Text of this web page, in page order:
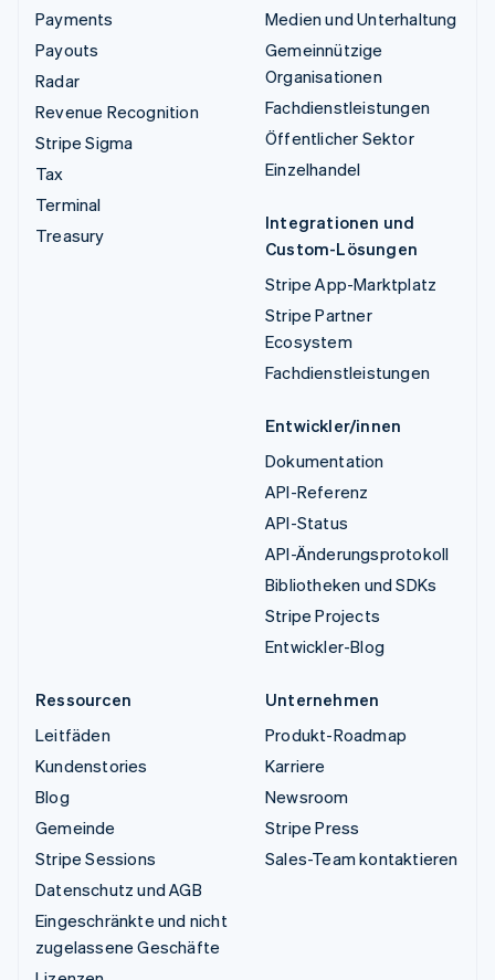
Payments
Payouts
Radar
Revenue Recognition
Stripe Sigma
Tax
Terminal
Treasury
Medien und Unterhaltung
Gemeinnützige
Organisationen
Fachdienstleistungen
Öffentlicher Sektor
Einzelhandel
Integrationen und
Custom-Lösungen
Stripe App-Marktplatz
Stripe Partner
Ecosystem
Fachdienstleistungen
Entwickler/innen
Dokumentation
API-Referenz
API-Status
API-Änderungsprotokoll
Bibliotheken und SDKs
Stripe Projects
Entwickler-Blog
Ressourcen
Leitfäden
Kundenstories
Blog
Gemeinde
Stripe Sessions
Datenschutz und AGB
Eingeschränkte und nicht
zugelassene Geschäfte
Unternehmen
Produkt-Roadmap
Karriere
Newsroom
Stripe Press
Sales-Team kontaktieren